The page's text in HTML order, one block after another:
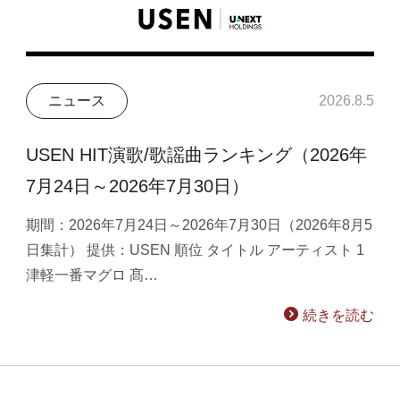
ニュース 2026.8.5
USEN HIT演歌/歌謡曲ランキング（2026年
7月24日～2026年7月30日）
期間：2026年7月24日～2026年7月30日（2026年8月5
日集計） 提供：USEN 順位 タイトル アーティスト 1
津軽一番マグロ 髙…
続きを読む